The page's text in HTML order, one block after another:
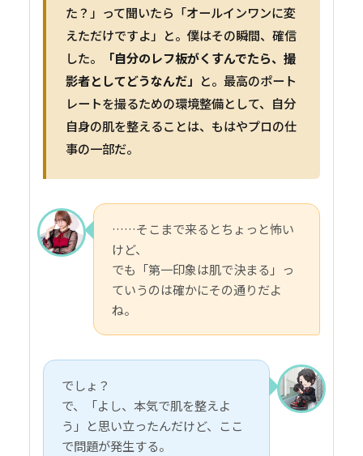
た？」って聞いたら「オールインワンに変
えただけですよ」と。僕はその瞬間、確信
した。
「自分のレフ板がくすんでたら、撮
影者としてどうなんだ」 と。最高のポート
レートを撮るための環境整備として、自分
自身の肌を整えることは、もはやプロの仕
事の一部だ。
……そこまで来るとちょっと怖い
けど、
でも「第一印象は肌で決まる」っ
ていうのは確かにその通りだよ
ね。
でしょ？
で、「よし、本気で肌を整えよ
う」と思い立ったんだけど、ここ
で問題が発生する。